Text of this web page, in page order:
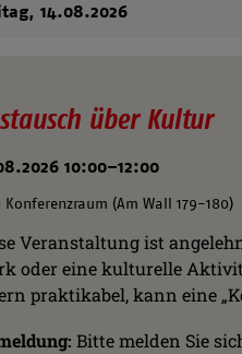
14.08.2026
über Kultur
10:00–12:00
Konferenzraum (Am Wall 179-180)
Veranstaltung ist
oder eine kulturelle
praktikabel, kann eine
Bitte melden Sie